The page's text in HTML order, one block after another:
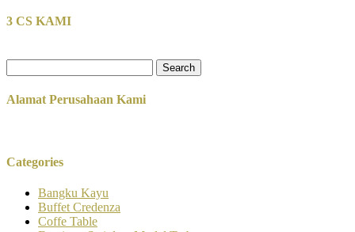
3 CS KAMI
for:
Alamat Perusahaan Kami
Categories
Bangku Kayu
Buffet Credenza
Coffe Table